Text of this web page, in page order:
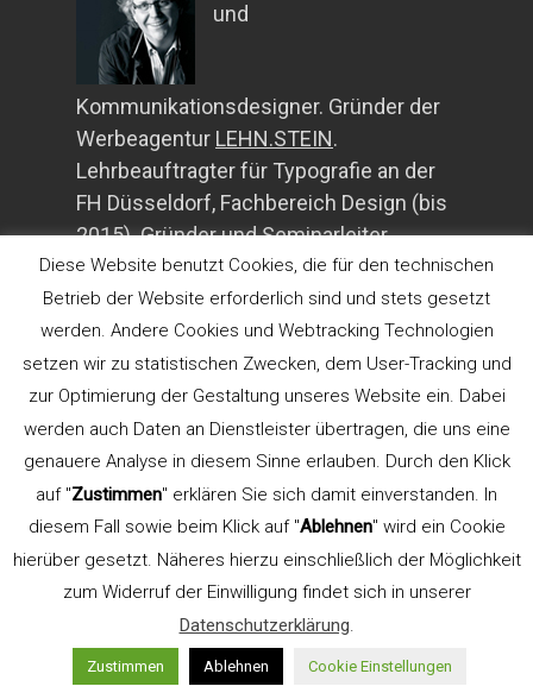
und
Kommunikationsdesigner. Gründer der
Werbeagentur LEHN.STEIN.
Lehrbeauftragter für Typografie an der
FH Düsseldorf, Fachbereich Design (bis
2015). Gründer und Seminarleiter
TypeSCHOOL.
Referent der AGD
Aus- und Weiterbildung
TypeSCHOOL akzeptiert
Prämiengutscheine des BMBF.
Kommunikation
Diese Website benutzt Cookies, die für den technischen
Betrieb der Website erforderlich sind und stets gesetzt
werden. Andere Cookies und Webtracking Technologien
setzen wir zu statistischen Zwecken, dem User-Tracking und
zur Optimierung der Gestaltung unseres Website ein. Dabei
werden auch Daten an Dienstleister übertragen, die uns eine
genauere Analyse in diesem Sinne erlauben. Durch den Klick
auf "Zustimmen" erklären Sie sich damit einverstanden. In
diesem Fall sowie beim Klick auf "Ablehnen" wird ein Cookie
hierüber gesetzt. Näheres hierzu einschließlich der Möglichkeit
zum Widerruf der Einwilligung findet sich in unserer
Datenschutzerklärung.
Zustimmen Ablehnen Cookie Einstellungen